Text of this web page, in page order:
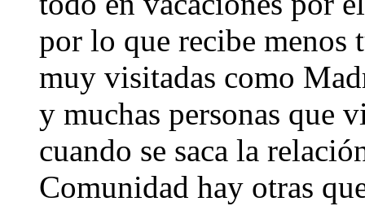
por lo que recibe menos
muy visitadas como
y muchas personas que
cuando se saca la
Comunidad hay otras